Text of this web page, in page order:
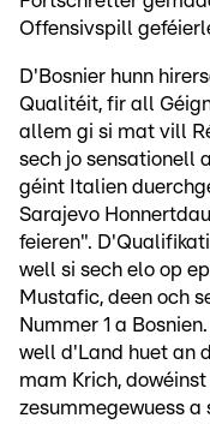
Offensivspill
D'Bosnier hunn
Qualitéit, fir all
allem gi si mat vill
sech jo sensationell
géint Italien
Sarajevo
feieren".
well si sech elo op
Mustafic, deen och
Nummer 1 a
well d'Land huet an
mam Krich,
zesummegewuess a